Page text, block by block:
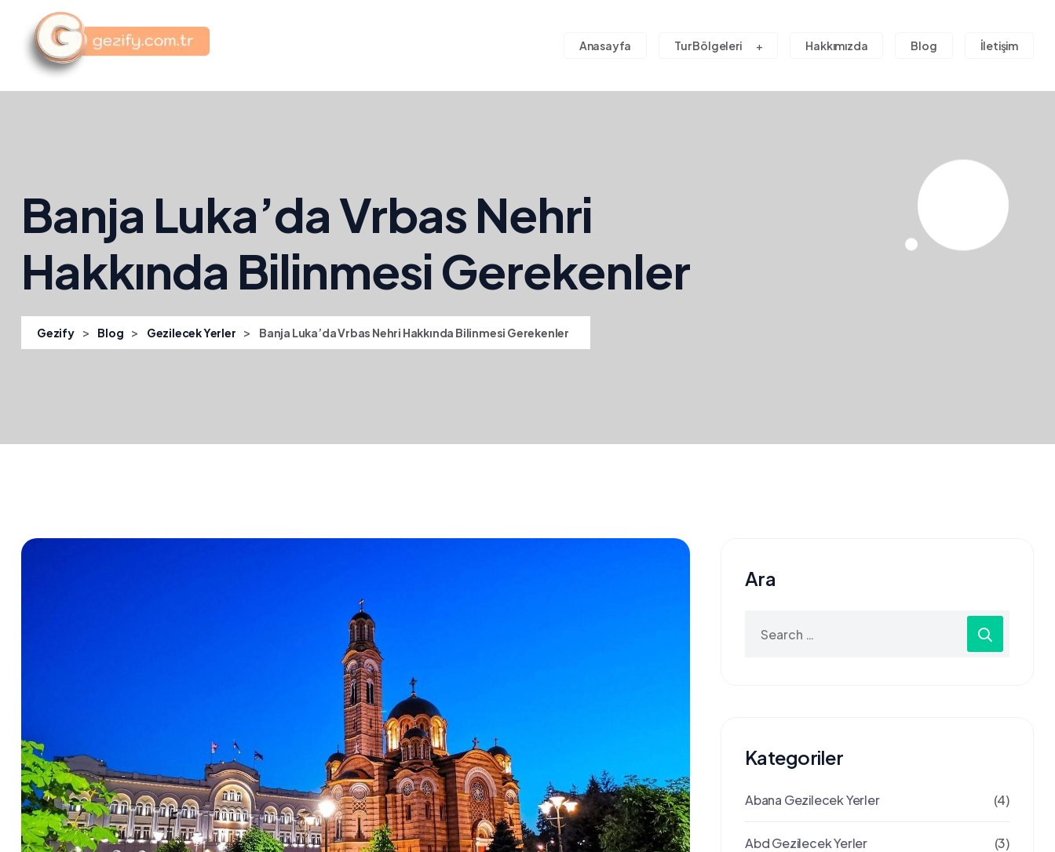
Anasayfa Tur Bölgeleri Hakkımızda Blog İletişim
Banja Luka’da Vrbas Nehri
Hakkında Bilinmesi Gerekenler
Gezify > Blog > Gezilecek Yerler > Banja Luka’da Vrbas Nehri Hakkında Bilinmesi Gerekenler
Ara
for:
Kategoriler
Abana Gezilecek Yerler (4)
Abd Gezilecek Yerler (3)